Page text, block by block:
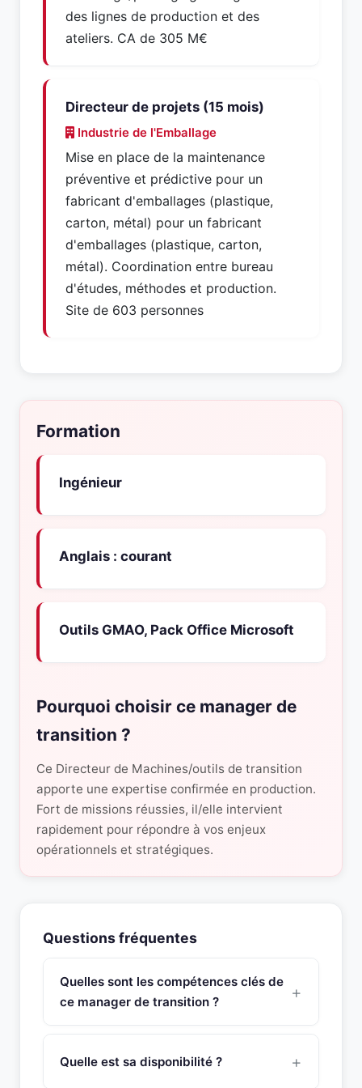
des lignes de production et des
ateliers. CA de 305 M€
Directeur de projets (15 mois)
Industrie de l'Emballage
Mise en place de la maintenance
préventive et prédictive pour un
fabricant d'emballages (plastique,
carton, métal) pour un fabricant
d'emballages (plastique, carton,
métal). Coordination entre bureau
d'études, méthodes et production.
Site de 603 personnes
Formation
Ingénieur
Anglais : courant
Outils GMAO, Pack Office Microsoft
Pourquoi choisir ce manager de
transition ?
Ce Directeur de Machines/outils de transition
apporte une expertise confirmée en production.
Fort de missions réussies, il/elle intervient
rapidement pour répondre à vos enjeux
opérationnels et stratégiques.
Questions fréquentes
Quelles sont les compétences clés de
ce manager de transition ?
Machines/outils possède une expertise
Quelle est sa disponibilité ?